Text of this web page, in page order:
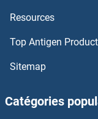
IFT88 Anticorps
IFT81 Anticorps
IFT74 Anticorps
Resources
Top Antigen
Sitemap
Catégories